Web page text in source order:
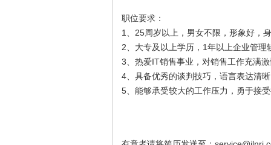
职位要求：
1、25周岁以上，男女不限，形象好，
2、大专及以上学历，1年以上企业管
3、热爱IT销售事业，对销售工作充满
4、具备优秀的谈判技巧，语言表达清
5、能够承受较大的工作压力，勇于接